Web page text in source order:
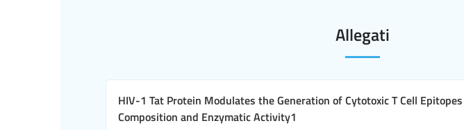
Allegati
HIV-1 Tat Protein Modulates the Generation of Cytotoxic T Cell
Composition and Enzymatic Activity1